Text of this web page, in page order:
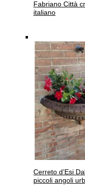
Fabriano Città
italiano
Cerreto d’Esi
piccoli angoli